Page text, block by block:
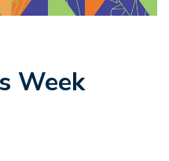
Week